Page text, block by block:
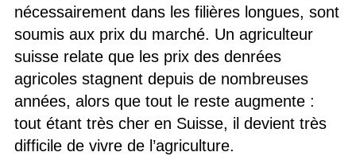
nécessairement dans les filières longues, sont
soumis aux prix du marché. Un agriculteur
suisse relate que les prix des denrées
agricoles stagnent depuis de nombreuses
années, alors que tout le reste augmente :
tout étant très cher en Suisse, il devient très
difficile de vivre de l’agriculture.